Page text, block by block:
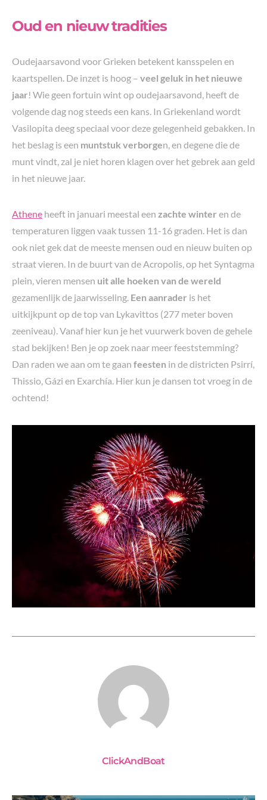
Oud en nieuw tradities
Oudejaarsavond voor Grieken betekent kansspelen en
kaartspellen. De inzet is hoog – veel geluk in het nieuwe
jaar! Wie geen fortuin wint op oudejaarsavond, heeft de
volgende dag nog steeds een kans. In Griekenland wordt
Vasilopita deeg speciaal voor deze gelegenheid gebakken. In
het beslag is een muntstuk verborgen, en degene die de
munt vindt, zal je niet horen klagen over het gebrek aan geld
in het nieuwe jaar.
Athene heeft in januari meestal een zachte winter en de
temperaturen liggen vaak tussen 11-16 graden. Het is dan
ook niet gek dat de meeste mensen oud en nieuw buiten op
straat vieren. In de buurt van de Acropolis, op het Syntagma
plein, vieren mensen uit alle hoeken van de wereld
gezamenlijk de jaarwisseling. Een aanrader is het
uitkijkpunt op de top van Lykavittos (277 meter boven
zeeniveau). Vanaf hier kun je het vuurwerk boven de gehele
stad bekijken! Ben je op zoek naar meer feeststemming?
Dan raden we aan om te gaan feesten in de districten Psirrí,
Thissio, Gázi en Exarchía. Hier kun je dansen tot vroeg in de
ochtend!
ClickAndBoat